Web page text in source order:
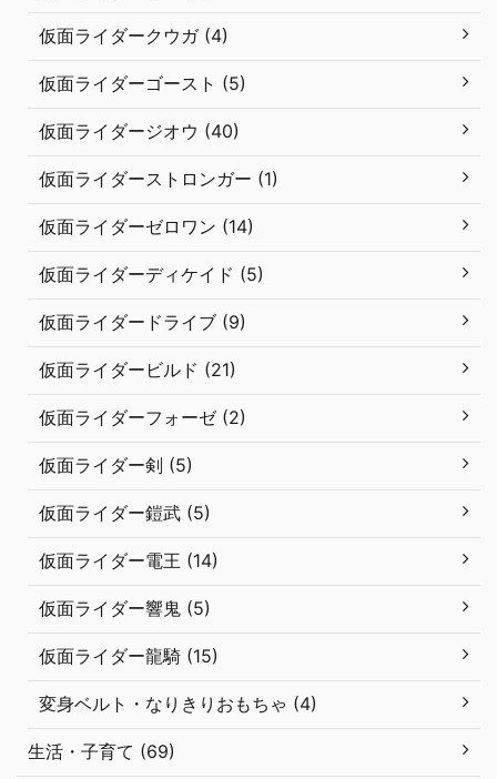
仮面ライダークウガ (4)
仮面ライダーゴースト (5)
仮面ライダージオウ (40)
仮面ライダーストロンガー (1)
仮面ライダーゼロワン (14)
仮面ライダーディケイド (5)
仮面ライダードライブ (9)
仮面ライダービルド (21)
仮面ライダーフォーゼ (2)
仮面ライダー剣 (5)
仮面ライダー鎧武 (5)
仮面ライダー電王 (14)
仮面ライダー響鬼 (5)
仮面ライダー龍騎 (15)
変身ベルト・なりきりおもちゃ (4)
生活・子育て (69)